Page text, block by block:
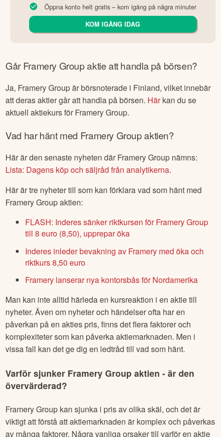
Öppna konto helt gratis – kom igång på några minuter
KOM IGÅNG IDAG
GårFramery Groupaktie att handla på börsen?
Ja, Framery Groupär börsnoterade i Finland, vilket innebär
att deras aktier går att handla på börsen. Härkan du se
aktuell aktiekurs för Framery Group.
Vad har hänt med Framery Groupaktien?
Här är den senaste nyheten där Framery Group nämns:
Lista: Dagens köp och säljråd från analytikerna.
Här är tre nyheter till som kan förklara vad som hänt med
Framery Groupaktien:
FLASH: Inderes sänker riktkursen för Framery Group
till 8 euro (8,50), upprepar öka
Inderes inleder bevakning av Framery med öka och
riktkurs 8,50 euro
Framery lanserar nya kontorsbås för Nordamerika
Man kan inte alltid härleda en kursreaktion i en aktie till
nyheter. Även om nyheter och händelser ofta har en
påverkan på en akties pris, finns det flera faktorer och
komplexiteter som kan påverka aktiemarknaden. Men i
vissa fall kan det ge dig en ledtråd till vad som hänt.
Varför sjunker Framery Group aktien - är den
övervärderad?
Framery Group kan sjunka i pris av olika skäl, och det är
viktigt att förstå att aktiemarknaden är komplex och påverkas
av många faktorer. Några vanliga orsaker till varför en aktie